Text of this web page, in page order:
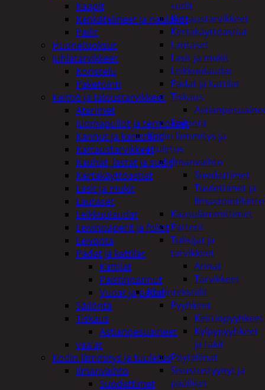
sudit
Kattaustarvikkeet
Kertakäyttöastiat
Lautaset
Lasit ja mukit
Leikkuulaudat
Padat ja kattilat
Tiskaus
Säilöntä
Kodin lämmitys ja
tuuletus
Ilmanvaihto
Suodattimet
Tuulettimet ja
Kaasulämmittimet
Patterit
Tulisijat ja
tarvikkeet
Arinat
Tarvikkeet
Kodintekstiilit
Pyyhkeet
Keittiöpyyhkeet
Kylpypyyhkeet
ja takit
Pöytäliinat
Sisustustyynyt ja
päälliset
Kaapit
Kenkätelineet ja naulakot
Peilit
Huonetuoksut
Juhlatarvikkeet
Koristelu
Paketointi
Keittiö ja taloustarvikkeet
Aterimet
Juomapullot ja termokset
Kannut ja kanisterit
Kattaustarvikkeet
Kauhat, lastat ja sudit
Kertakäyttöastiat
Lasit ja mukit
Lautaset
Leikkuulaudat
Leivinpaperit ja foliot
Leivonta
Padat ja kattilat
Kattilat
Paistinpannut
Vuoat ja padat
Säilöntä
Tiskaus
Astianpesuaineet
vaa'at
Kodin lämmitys ja tuuletus
Ilmanvaihto
Suodattimet